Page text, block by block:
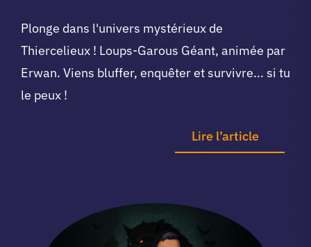
Plonge dans l'univers mystérieux de
Thiercelieux ! Loups-Garous Géant, animée par
Erwan. Viens bluffer, enquêter et survivre... si tu
le peux !
Lire l’article